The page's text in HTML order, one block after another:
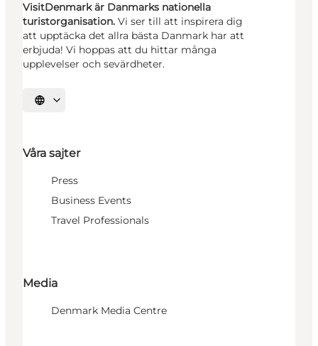
VisitDenmark är Danmarks nationella
turistorganisation. Vi ser till att inspirera dig
att upptäcka det allra bästa Danmark har att
erbjuda! Vi hoppas att du hittar många
upplevelser och sevärdheter.
Välj språk
Våra sajter
Press
Business Events
Travel Professionals
Media
Denmark Media Centre